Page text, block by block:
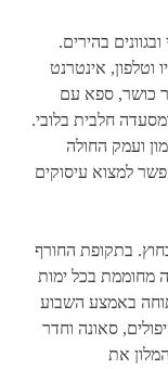
בהירים.
וטלפון, אינטרנט
כושר, ספא עם
כשרים ומסעדה חלבית בלובי.
ועמק החולה
למצוא עיסוקים
בתקופת החורף
מחוממת בכל ימות
באמצע השבוע
טיפולים, סאונה וחדר
את